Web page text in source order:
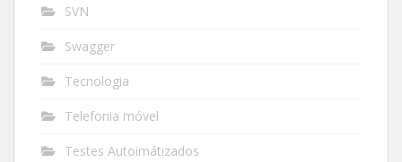
SVN
Swagger
Tecnologia
Telefonia móvel
Testes Autoimátizados